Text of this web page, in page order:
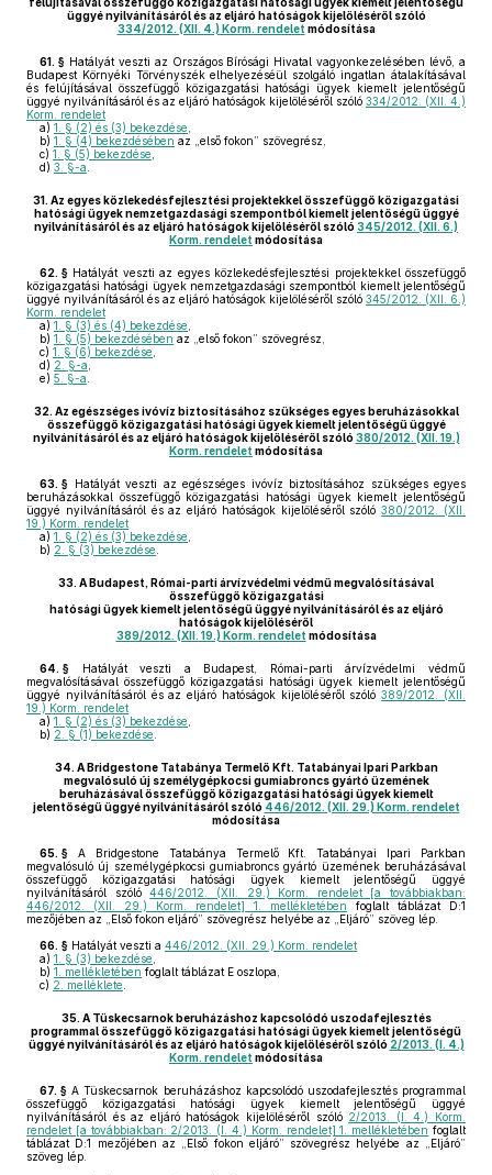
üggyé nyilvánításáról és az eljáró hatóságok kijelöléséről szóló
334/2012. (XII. 4.) Korm. rendelet módosítása
61. § Hatályát veszti az Országos Bírósági Hivatal vagyonkezelésében lévő, a
Budapest Környéki Törvényszék elhelyezéséül szolgáló ingatlan átalakításával
és felújításával összefüggő közigazgatási hatósági ügyek kiemelt jelentőségű
üggyé nyilvánításáról és az eljáró hatóságok kijelöléséről szóló 334/2012. (XII. 4.)
Korm. rendelet
a) 1. § (2) és (3) bekezdése
b) 1. § (4) bekezdésében az „első fokon” szövegrész,
c) 1. § (5) bekezdése
d) 3. §-a
31. Az egyes közlekedésfejlesztési projektekkel összefüggő közigazgatási
hatósági ügyek nemzetgazdasági szempontból kiemelt jelentőségű üggyé
nyilvánításáról és az eljáró hatóságok kijelöléséről szóló 345/2012. (XII. 6.)
Korm. rendelet módosítása
62. § Hatályát veszti az egyes közlekedésfejlesztési projektekkel összefüggő
közigazgatási hatósági ügyek nemzetgazdasági szempontból kiemelt jelentőségű
üggyé nyilvánításáról és az eljáró hatóságok kijelöléséről szóló 345/2012. (XII. 6.)
Korm. rendelet
a) 1. § (3) és (4) bekezdése
b) 1. § (5) bekezdésében az „első fokon” szövegrész,
c) 1. § (6) bekezdése
d) 2. §-a
e) 5. §-a
32. Az egészséges ivóvíz biztosításához szükséges egyes beruházásokkal
összefüggő közigazgatási hatósági ügyek kiemelt jelentőségű üggyé
nyilvánításáról és az eljáró hatóságok kijelöléséről szóló 380/2012. (XII. 19.)
Korm. rendelet módosítása
63. § Hatályát veszti az egészséges ivóvíz biztosításához szükséges egyes
beruházásokkal összefüggő közigazgatási hatósági ügyek kiemelt jelentőségű
üggyé nyilvánításáról és az eljáró hatóságok kijelöléséről szóló380/2012. (XII.
19.) Korm. rendelet
a) 1. § (2) és (3) bekezdése
b) 2. § (3) bekezdése
33. A Budapest, Római-parti árvízvédelmi védmű megvalósításával
összefüggő közigazgatási
hatósági ügyek kiemelt jelentőségű üggyé nyilvánításáról és az eljáró
hatóságok kijelöléséről
389/2012. (XII. 19.) Korm. rendelet módosítása
64. § Hatályát veszti a Budapest, Római-parti árvízvédelmi védmű
megvalósításával összefüggő közigazgatási hatósági ügyek kiemelt jelentőségű
üggyé nyilvánításáról és az eljáró hatóságok kijelöléséről szóló389/2012. (XII.
19.) Korm. rendelet
a) 1. § (2) és (3) bekezdése
b) 2. § (1) bekezdése
34. A Bridgestone Tatabánya Termelő Kft. Tatabányai Ipari Parkban
megvalósuló új személygépkocsi gumiabroncs gyártó üzemének
beruházásával összefüggő közigazgatási hatósági ügyek kiemelt
jelentőségű üggyé nyilvánításáról szóló 446/2012. (XII. 29.) Korm. rendelet
módosítása
65. § A Bridgestone Tatabánya Termelő Kft. Tatabányai Ipari Parkban
megvalósuló új személygépkocsi gumiabroncs gyártó üzemének beruházásával
összefüggő közigazgatási hatósági ügyek kiemelt jelentőségű üggyé
nyilvánításáról szóló446/2012. (XII. 29.) Korm. rendelet [a továbbiakban:
446/2012. (XII. 29.) Korm. rendelet] 1. mellékletében foglalt táblázat D:1
mezőjében az „Első fokon eljáró” szövegrész helyébe az „Eljáró” szöveg lép.
66. § Hatályát veszti a 446/2012. (XII. 29.) Korm. rendelet
a) 1. § (3) bekezdése
b) 1. mellékletében foglalt táblázat E oszlopa,
c) 2. melléklete
35. A Tüskecsarnok beruházáshoz kapcsolódó uszodafejlesztés
programmal összefüggő közigazgatási hatósági ügyek kiemelt jelentőségű
üggyé nyilvánításáról és az eljáró hatóságok kijelöléséről szóló 2/2013. (I. 4.)
Korm. rendelet módosítása
67. § A Tüskecsarnok beruházáshoz kapcsolódó uszodafejlesztés programmal
összefüggő közigazgatási hatósági ügyek kiemelt jelentőségű üggyé
nyilvánításáról és az eljáró hatóságok kijelöléséről szóló 2/2013. (I. 4.) Korm.
rendelet [a továbbiakban: 2/2013. (I. 4.) Korm. rendelet] 1. mellékletében foglalt
táblázat D:1 mezőjében az „Első fokon eljáró” szövegrész helyébe az „Eljáró”
szöveg lép.